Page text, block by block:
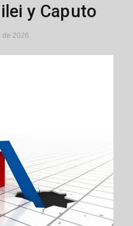
y Caputo
de 2026